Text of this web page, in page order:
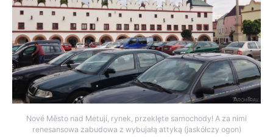
Nové Město nad Metují, rynek, przeklęte samochody! A za nimi
renesansowa zabudowa z wybujałą attyką (jaskółczy ogon)